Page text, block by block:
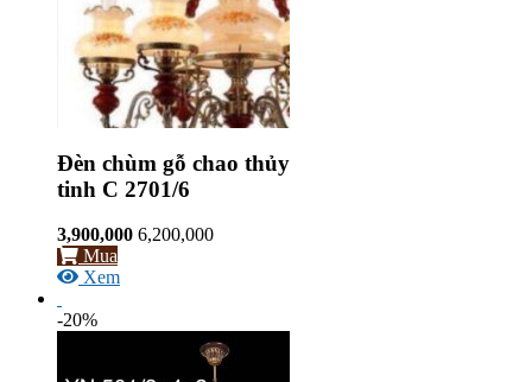
Đèn chùm gỗ chao thủy
tinh C 2701/6
3,900,000 6,200,000
Mua
Xem
-20%